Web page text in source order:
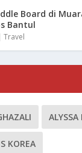
Board di
Bantul
|Travel
ALYSSA
KOREA